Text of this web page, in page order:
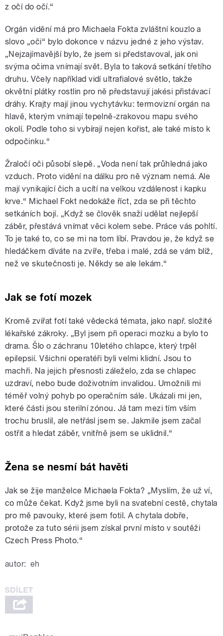
z očí do očí.“
Orgán vidění má pro Michaela Fokta zvláštní kouzlo a
slovo „oči“ bylo dokonce v názvu jedné z jeho výstav.
„Nejzajímavější bylo, že jsem si představoval, jak oni
svýma očima vnímají svět. Byla to taková setkání třetího
druhu. Včely například vidí ultrafialové světlo, takže
okvětní plátky rostlin pro ně představují jakési přistávací
dráhy. Krajty mají jinou vychytávku: termovizní orgán na
hlavě, kterým vnímají tepelně-zrakovou mapu svého
okolí. Podle toho si vybírají nejen kořist, ale také místo k
odpočinku.“
Žraločí oči působí slepě. „Voda není tak průhledná jako
vzduch. Proto vidění na dálku pro ně význam nemá. Ale
mají vynikající čich a ucítí na velkou vzdálenost i kapku
krve.“ Michael Fokt nedokáže říct, zda se při těchto
setkáních bojí. „Když se člověk snaží udělat nejlepší
záběr, přestává vnímat věci kolem sebe. Práce vás pohltí.
To je také to, co se mi na tom líbí. Pravdou je, že když se
hledáčkem díváte na zvíře, třeba i malé, zdá se vám blíž,
než ve skutečnosti je. Někdy se ale lekám.“
Jak se fotí mozek
Kromě zvířat fotí také vědecká témata, jako např. složité
lékařské zákroky. „Byl jsem při operaci mozku a bylo to
drama. Šlo o záchranu 10letého chlapce, který trpěl
epilepsií. Všichni operatéři byli velmi klidní. Jsou to
machři. Na jejich přesnosti záleželo, zda se chlapec
uzdraví, nebo bude doživotním invalidou. Umožnili mi
téměř volný pohyb po operačním sále. Ukázali mi jen,
které části jsou sterilní zónou. Já tam mezi tím vším
trochu bruslil, ale netřásl jsem se. Jakmile jsem začal
ostřit a hledat záběr, vnitřně jsem se uklidnil.“
Žena se nesmí bát havěti
Jak se žije manželce Michaela Fokta? „Myslím, že už ví,
co může čekat. Když jsme byli na svatební cestě, chytala
pro mě pavouky, které jsem fotil. A chytala dobře,
protože za tuto sérii jsem získal první místo v soutěži
Czech Press Photo.“
autor: eh